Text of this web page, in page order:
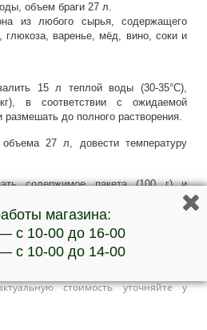
объем браги 27 л.
из любого сырья, содержащего
глюкоза, варенье, мёд, вино, соки и
15 л теплой воды (30-35°C),
в соответствии с ожидаемой
размешать до полного растворения.
27 л, довести температуру
содержимое пакета (100 г) и
и при соблюдении условий хранения:
до +10°С – 24 месяца;
до +20°С – 12 месяцев;
стоимость уточняйте у
магазина:
с 10-00 до 16-00
с 10-00 до 14-00